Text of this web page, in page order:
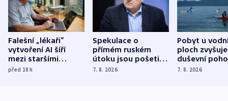
Falešní „lékaři“
vytvoření AI šíří
mezi staršími
Poláky nebezpečné
před 18h
Spekulace o
přímém ruském
útoku jsou pošetilé,
míní estonský
7. 8. 2026
Pobyt u
ploch zvyšuje
duševní
ukázala
7. 8. 2026